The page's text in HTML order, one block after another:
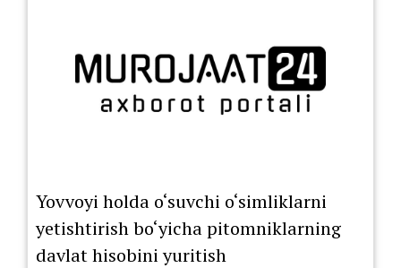
Yovvoyi holda o‘suvchi o‘simliklarni
yetishtirish bo‘yicha pitomniklarning
davlat hisobini yuritish